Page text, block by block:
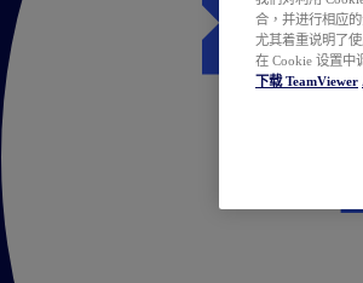
合，并进行相应
尤其着重说明了
在 Cookie 设置中
下载 TeamViewer